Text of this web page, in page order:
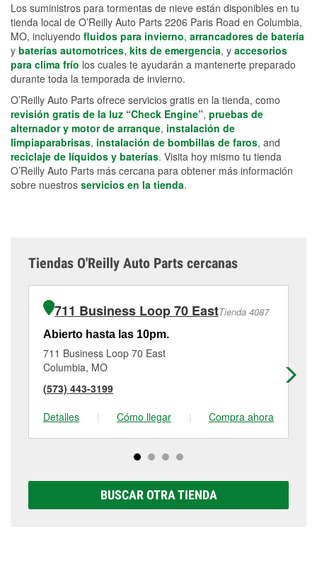
Los suministros para tormentas de nieve están disponibles en tu
tienda local de O’Reilly Auto Parts 2206 Paris Road en Columbia,
MO, incluyendo fluidos para invierno, arrancadores de batería
y baterías automotrices, kits de emergencia, y accesorios
para clima frío los cuales te ayudarán a mantenerte preparado
durante toda la temporada de invierno.
O’Reilly Auto Parts ofrece servicios gratis en la tienda, como
revisión gratis de la luz “Check Engine”, pruebas de
alternador y motor de arranque, instalación de
limpiaparabrisas, instalación de bombillas de faros, and
reciclaje de líquidos y baterías. Visita hoy mismo tu tienda
O’Reilly Auto Parts más cercana para obtener más información
sobre nuestros servicios en la tienda.
Tiendas O'Reilly Auto Parts cercanas
711 Business Loop 70 EastTienda 4087
Abierto hasta las 10pm.
711 Business Loop 70 East
Columbia, MO
(573) 443-3199
Detalles
| Cómo llegar | Compra ahora
BUSCAR OTRA TIENDA